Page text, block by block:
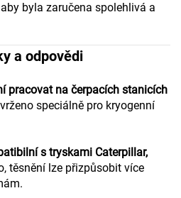
byla zaručena spolehlivá a
a odpovědi
pracovat na čerpacích stanicích
speciálně pro kryogenní
s tryskami Caterpillar,
těsnění lze přizpůsobit více